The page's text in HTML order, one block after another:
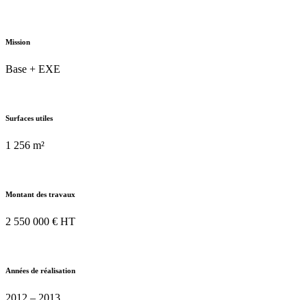
Mission
Base + EXE
Surfaces utiles
1 256 m²
Montant des travaux
2 550 000 € HT
Années de réalisation
2012 – 2013